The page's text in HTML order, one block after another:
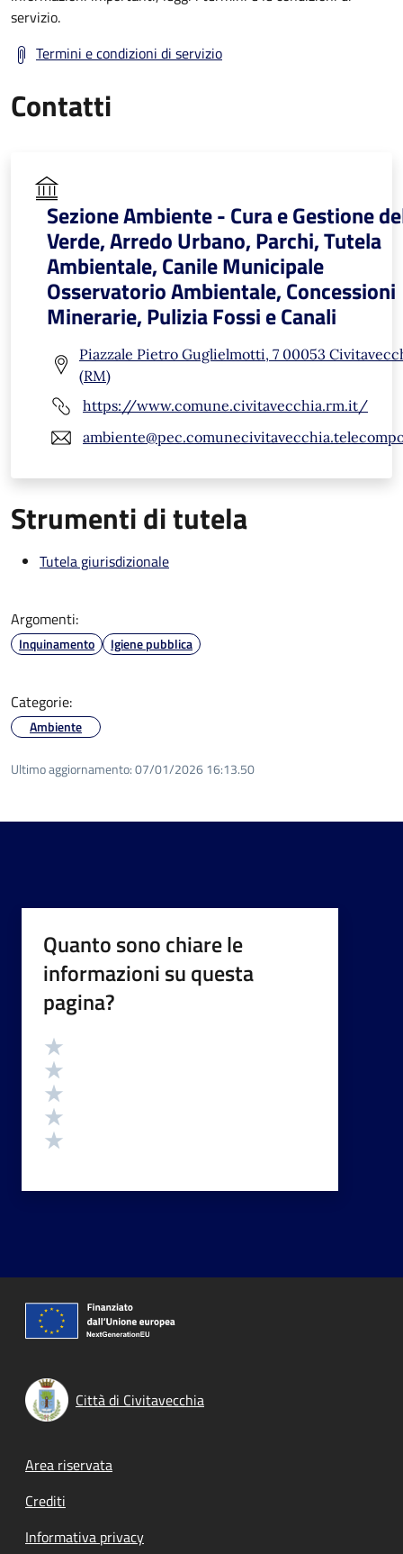
servizio.
Termini e condizioni di servizio
Contatti
Sezione Ambiente - Cura e Gestione
Verde, Arredo Urbano, Parchi, Tutela
Ambientale, Canile Municipale
Osservatorio Ambientale, Concessioni
Minerarie, Pulizia Fossi e Canali
Piazzale Pietro Guglielmotti, 7 00053
(RM)
https://www.comune.civitavecchia.rm.it/
Strumenti di tutela
Tutela giurisdizionale
Argomenti:
Inquinamento Igiene pubblica
Categorie:
Ambiente
Ultimo aggiornamento:07/01/2026 16:13.50
Quanto sono chiare le
informazioni su questa
pagina?
Valutazione
Città di Civitavecchia
Footer menu
Area riservata
Crediti
Informativa privacy